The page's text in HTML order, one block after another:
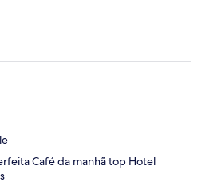
Café da manhã top Hotel